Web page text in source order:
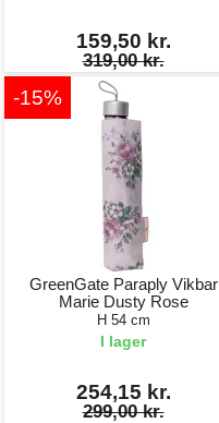
159,50 kr.
319,00 kr.
-15%
GreenGate Paraply Vikbar
Marie Dusty Rose
H 54 cm
I lager
254,15 kr.
299,00 kr.